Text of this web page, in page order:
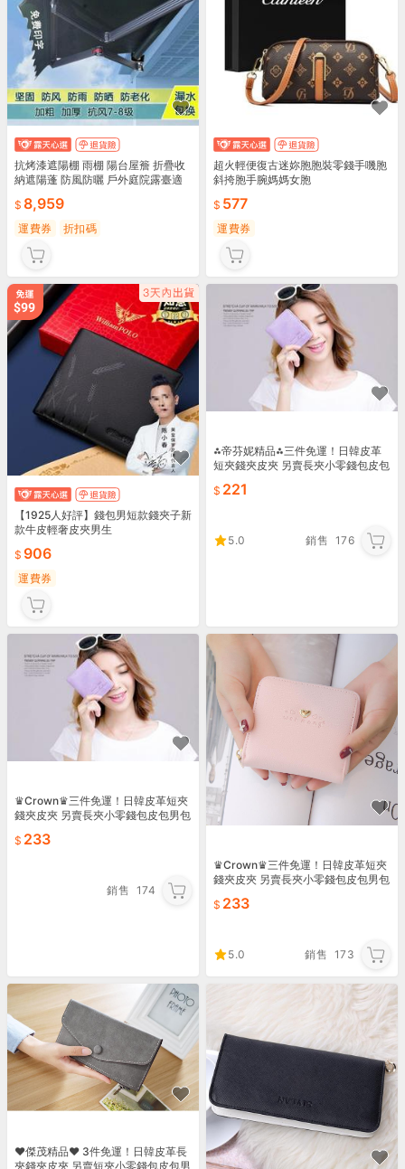
抗烤漆遮陽棚 雨棚 陽台屋簷 折疊收
納遮陽蓬 防風防曬 戶外庭院露臺適
8,959
運費券 折扣碼
超火輕便復古迷妳胞胞裝零錢手嘰胞
斜挎胞手腕媽媽女胞
577
運費券
【1925人好評】錢包男短款錢夾子新
款牛皮輕奢皮夾男生
906
運費券
⁂帝芬妮精品⁂三件免運！日韓皮革
短夾錢夾皮夾 另賣長夾小零錢包皮包
後背包雙肩包書包56
221
5.0 銷售 176
♛Crown♛三件免運！日韓皮革短夾
錢夾皮夾 另賣長夾小零錢包皮包男包
包雙肩包書包56
233
銷售 174
♛Crown♛三件免運！日韓皮革短夾
錢夾皮夾 另賣長夾小零錢包皮包男包
包雙肩包書包60
233
5.0 銷售 173
♥傑茂精品♥ 3件免運！日韓皮革長
夾錢夾皮夾 另賣短夾小零錢包皮包男